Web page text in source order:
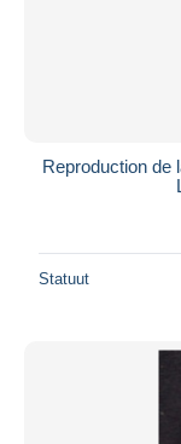
Reproduction de
Statuut